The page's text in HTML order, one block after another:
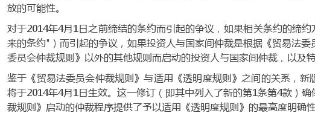
放的可能性。
对于2014年4月1日之前缔结的条约而引起的争议，如果相关条约的缔
来的条约"）而引起的争议，如果投资人与国家间仲裁是根据《贸易法
委员会仲裁规则》以外的其他规则而启动的投资人与国家间仲裁，以及特
鉴于《贸易法委员会仲裁规则》与适用《透明度规则》之间的关系，
将于2014年4月1日生效。这一修订（即其中列入了新的第1条第4款）
裁规则》启动的仲裁程序提供了予以适用《透明度规则》的最高度明